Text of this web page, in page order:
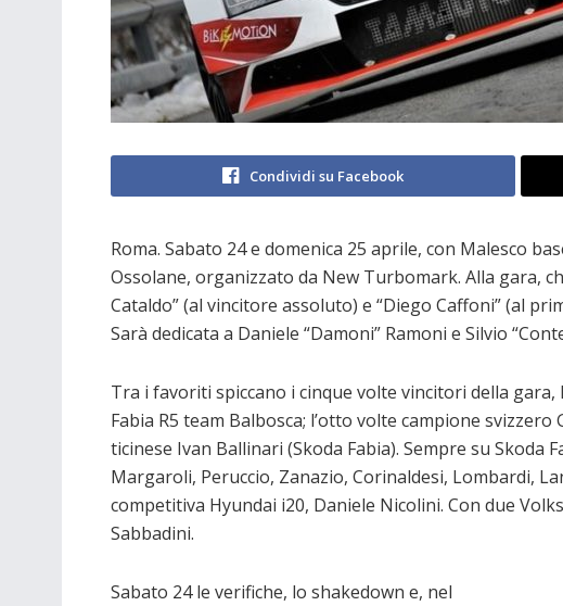
Condividi su Facebook
Roma. Sabato 24 e domenica 25 aprile, con Malesco
Ossolane, organizzato da New Turbomark. Alla gara,
Cataldo” (al vincitore assoluto) e “Diego Caffoni” (al
Sarà dedicata a Daniele “Damoni” Ramoni e Silvio
Tra i favoriti spiccano i cinque volte vincitori della gara,
Fabia R5 team Balbosca; l’otto volte campione
ticinese Ivan Ballinari (Skoda Fabia). Sempre su
Margaroli, Peruccio, Zanazio, Corinaldesi, Lombardi,
competitiva Hyundai i20, Daniele Nicolini. Con due
Sabbadini.
Sabato 24 le verifiche, lo shakedown e, nel